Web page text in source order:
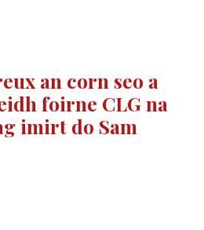
an corn seo a
foirne CLG na
imirt do Sam